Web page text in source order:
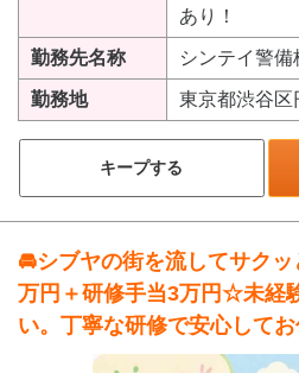
あり！
勤務先名称 シンテイ警
勤務地 東京都渋谷区
キープする
🚘シブヤの街を流してサク
万円＋研修手当3万円☆未経
い。丁寧な研修で安心してお